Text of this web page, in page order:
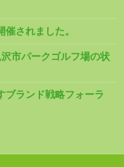
されました。
市パークゴルフ場の状
ブランド戦略フォーラ